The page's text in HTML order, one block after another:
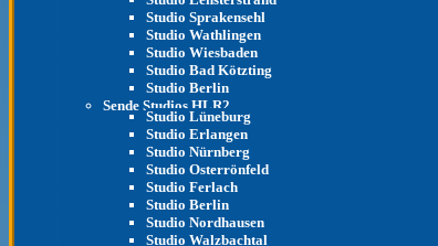
Studio Sprakensehl
Studio Wathlingen
Studio Wiesbaden
Studio Bad Kötzting
Studio Berlin
Sende Studios HLR2
Studio Lüneburg
Studio Erlangen
Studio Nürnberg
Studio Osterrönfeld
Studio Ferlach
Studio Berlin
Studio Nordhausen
Studio Walzbachtal